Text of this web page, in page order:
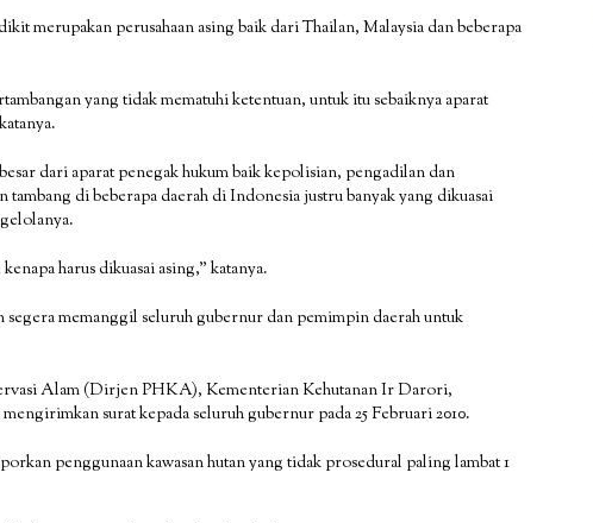
merupakan perusahaan asing baik dari Thailan, Malaysia dan beberapa
yang tidak mematuhi ketentuan, untuk itu sebaiknya aparat
dari aparat penegak hukum baik kepolisian, pengadilan dan
tambang di beberapa daerah di Indonesia justru banyak yang dikuasai
harus dikuasai asing,” katanya.
segera memanggil seluruh gubernur dan pemimpin daerah untuk
Alam (Dirjen PHKA), Kementerian Kehutanan Ir Darori,
surat kepada seluruh gubernur pada 25 Februari 2010.
penggunaan kawasan hutan yang tidak prosedural paling lambat 1